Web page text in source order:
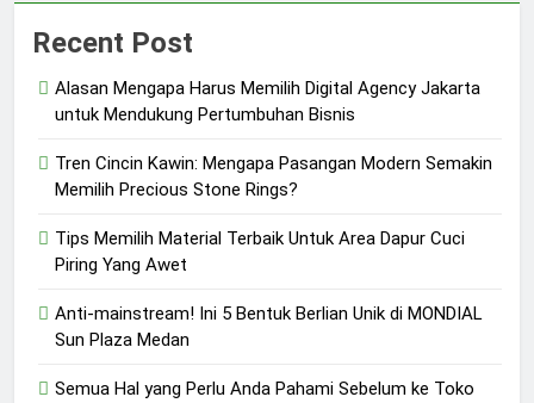
Recent Post
Alasan Mengapa Harus Memilih Digital Agency Jakarta
untuk Mendukung Pertumbuhan Bisnis
Tren Cincin Kawin: Mengapa Pasangan Modern Semakin
Memilih Precious Stone Rings?
Tips Memilih Material Terbaik Untuk Area Dapur Cuci
Piring Yang Awet
Anti-mainstream! Ini 5 Bentuk Berlian Unik di MONDIAL
Sun Plaza Medan
Semua Hal yang Perlu Anda Pahami Sebelum ke Toko